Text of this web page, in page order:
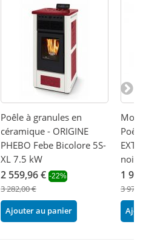
Poêle à granules en
céramique - ORIGINE
PHEBO Febe Bicolore 5S-
XL 7.5 kW
2 559,96 € -22%
3 282,00 €
Ajouter au panier
noir
1
3